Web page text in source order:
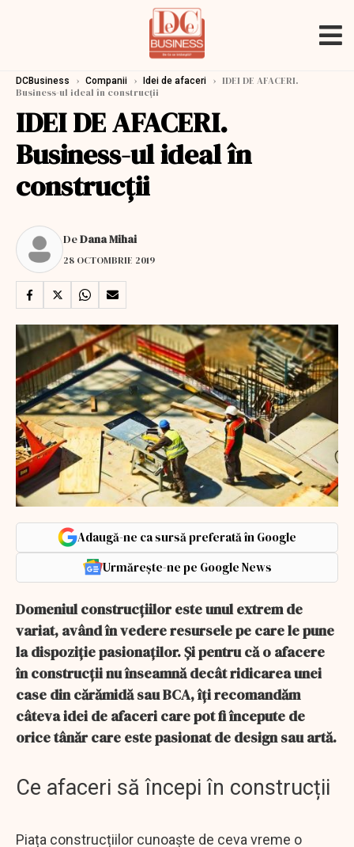
DCBusiness › Companii › Idei de afaceri › IDEI DE AFACERI.
Business-ul ideal în construcții
IDEI DE AFACERI.
Business-ul ideal în
construcții
DeDana Mihai
28 OCTOMBRIE 2019
Adaugă-ne ca sursă preferată în Google
Urmărește-ne pe Google News
Domeniul construcțiilor este unul extrem de
variat, având în vedere resursele pe care le pune
la dispoziție pasionaților. Și pentru că o afacere
în construcții nu înseamnă decât ridicarea unei
case din cărămidă sau BCA, îți recomandăm
câteva idei de afaceri care pot fi începute de
orice tânăr care este pasionat de design sau artă.
Ce afaceri să începi în construcții
Piața construcțiilor cunoaște de ceva vreme o